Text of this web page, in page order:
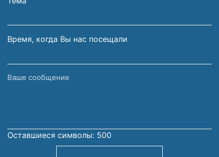
Время, когда Вы нас посещали
Ваше
Оставшиеся символы: 500